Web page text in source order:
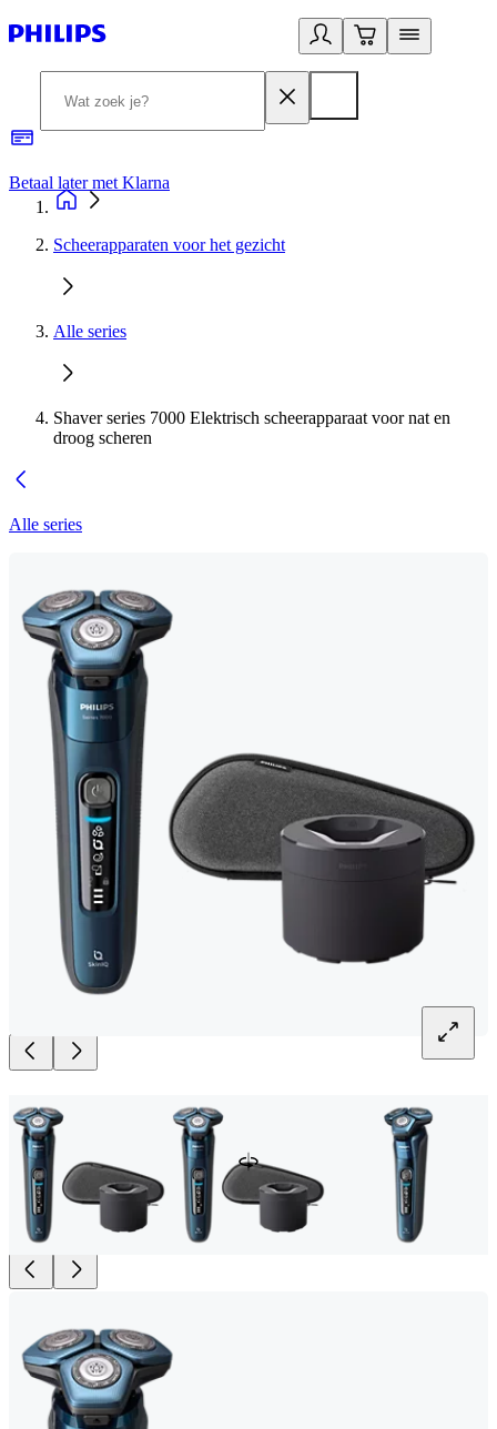
Betaal later met Klarna
Scheerapparaten voor het gezicht
Alle series
Shaver series 7000 Elektrisch scheerapparaat voor nat en
droog scheren
Alle series